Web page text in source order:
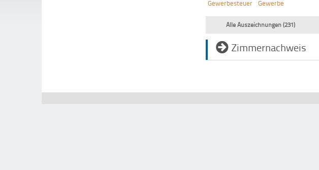
Gewerbesteuer
Gewerbe
Alle Auszeichnungen (231)
Zimmernachweis